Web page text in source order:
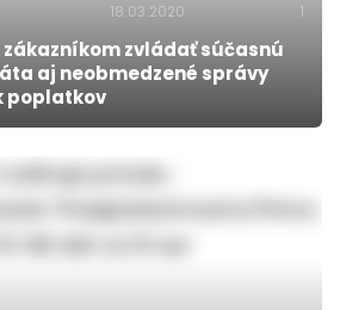
18.03.2020 1
zvládať súčasnú
aj neobmedzené správy
poplatkov